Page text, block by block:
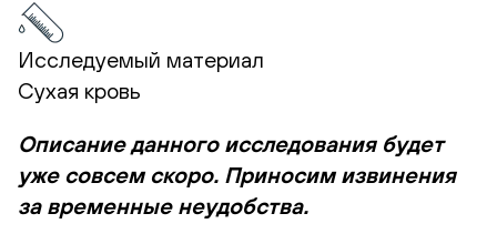
Исследуемый материал
Сухая кровь
Описание данного исследования будет
уже совсем скоро. Приносим извинения
за временные неудобства.